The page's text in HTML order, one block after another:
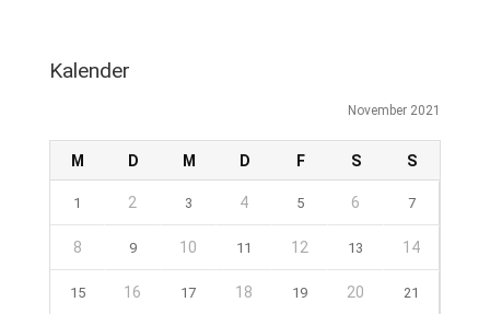
Kalender
November 2021
M D M D F S S
1 2 3 4 5 6 7
8 9 10 11 12 13 14
15 16 17 18 19 20 21